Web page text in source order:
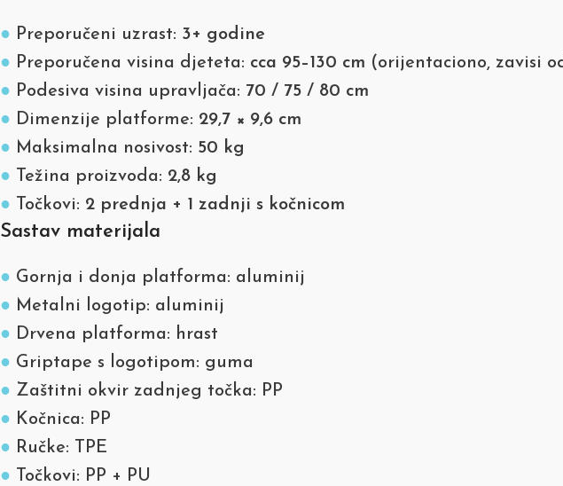
● Preporučeni uzrast: 3+ godine
● Preporučena visina djeteta: cca 95–130 cm (orijentaciono, zavisi
● Podesiva visina upravljača: 70 / 75 / 80 cm
● Dimenzije platforme: 29,7 × 9,6 cm
● Maksimalna nosivost: 50 kg
● Težina proizvoda: 2,8 kg
● Točkovi: 2 prednja + 1 zadnji s kočnicom
Sastav materijala
● Gornja i donja platforma: aluminij
● Metalni logotip: aluminij
● Drvena platforma: hrast
● Griptape s logotipom: guma
● Zaštitni okvir zadnjeg točka: PP
● Kočnica: PP
● Ručke: TPE
● Točkovi: PP + PU